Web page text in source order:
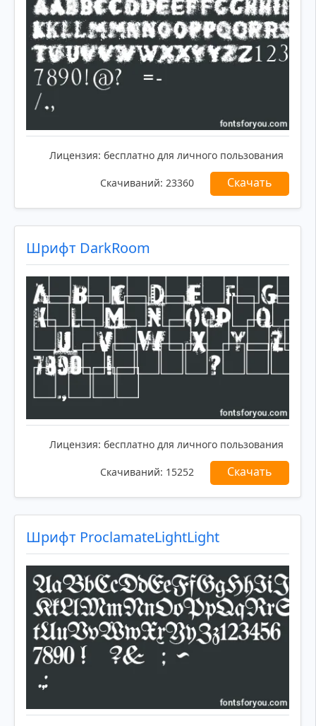
Лицензия: бесплатно для личного пользования
Скачиваний: 23360 Скачать
Шрифт DarkRoom
Лицензия: бесплатно для личного пользования
Скачиваний: 15252 Скачать
Шрифт ProclamateLightLight